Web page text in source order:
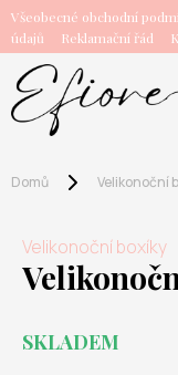
Všeobecné obchodní
údajů
Reklamační řád
Domů Velikonoční
Velikonoční boxíky
SKLADEM